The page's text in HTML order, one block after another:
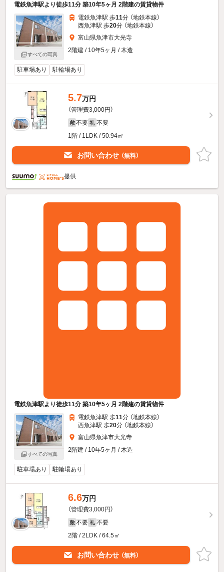
電鉄魚津駅より徒歩11分 築10年5ヶ月 2階建の賃貸物件
すべての写真
電鉄魚津駅 歩11分 （地鉄本線）
西魚津駅 歩20分 （地鉄本線）
富山県魚津市大光寺
2階建 / 10年5ヶ月 / 木造
駐車場あり 駐輪場あり
5.7万円
（管理費3,000円）
敷 不要 礼 不要
1階 / 1LDK / 50.94㎡
お問い合わせ （無料）
提供
電鉄魚津駅より徒歩11分 築10年5ヶ月 2階建の賃貸物件
すべての写真
電鉄魚津駅 歩11分 （地鉄本線）
西魚津駅 歩20分 （地鉄本線）
富山県魚津市大光寺
2階建 / 10年5ヶ月 / 木造
駐車場あり 駐輪場あり
6.6万円
（管理費3,000円）
敷 不要 礼 不要
2階 / 2LDK / 64.5㎡
お問い合わせ （無料）